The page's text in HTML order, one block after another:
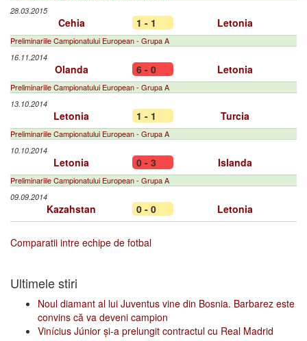
28.03.2015
Cehia 1 - 1 Letonia
Preliminariile Campionatului European - Grupa A
16.11.2014
Olanda 6 - 0 Letonia
Preliminariile Campionatului European - Grupa A
13.10.2014
Letonia 1 - 1 Turcia
Preliminariile Campionatului European - Grupa A
10.10.2014
Letonia 0 - 3 Islanda
Preliminariile Campionatului European - Grupa A
09.09.2014
Kazahstan 0 - 0 Letonia
Comparatii intre echipe de fotbal
Ultimele stiri
Noul diamant al lui Juventus vine din Bosnia. Barbarez este
convins că va deveni campion
Vinícius Júnior și-a prelungit contractul cu Real Madrid